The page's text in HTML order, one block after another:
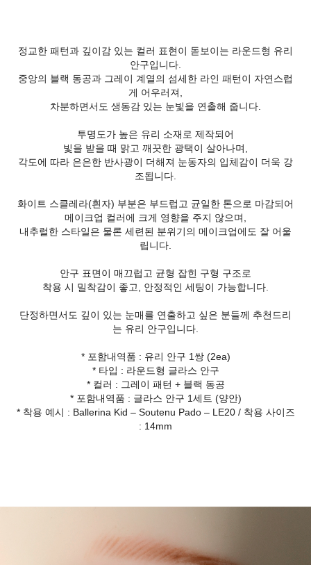
정교한 패턴과 깊이감 있는 컬러 표현이 돋보이는 라운드형 유리
안구입니다.
중앙의 블랙 동공과 그레이 계열의 섬세한 라인 패턴이 자연스럽
게 어우러져,
차분하면서도 생동감 있는 눈빛을 연출해 줍니다.
투명도가 높은 유리 소재로 제작되어
빛을 받을 때 맑고 깨끗한 광택이 살아나며,
각도에 따라 은은한 반사광이 더해져 눈동자의 입체감이 더욱 강
조됩니다.
화이트 스클레라(흰자) 부분은 부드럽고 균일한 톤으로 마감되어
메이크업 컬러에 크게 영향을 주지 않으며,
내추럴한 스타일은 물론 세련된 분위기의 메이크업에도 잘 어울
립니다.
안구 표면이 매끄럽고 균형 잡힌 구형 구조로
착용 시 밀착감이 좋고, 안정적인 세팅이 가능합니다.
단정하면서도 깊이 있는 눈매를 연출하고 싶은 분들께 추천드리
는 유리 안구입니다.
* 포함내역품 : 유리 안구 1쌍 (2ea)
* 타입 : 라운드형 글라스 안구
* 컬러 : 그레이 패턴 + 블랙 동공
* 포함내역품 : 글라스 안구 1세트 (양안)
* 착용 예시 : Ballerina Kid – Soutenu Pado – LE20 / 착용 사이즈
: 14mm